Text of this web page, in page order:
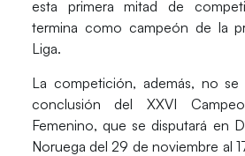
esta primera mitad de
termina como campeón de la
Liga.
La competición, además, no se
conclusión del XXVI
Femenino, que se disputará en
Noruega del 29 de noviembre al